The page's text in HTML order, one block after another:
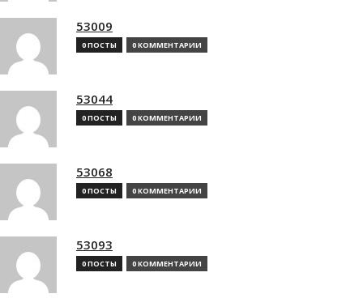
53009
0 ПОСТЫ 0 КОММЕНТАРИИ
53044
0 ПОСТЫ 0 КОММЕНТАРИИ
53068
0 ПОСТЫ 0 КОММЕНТАРИИ
53093
0 ПОСТЫ 0 КОММЕНТАРИИ